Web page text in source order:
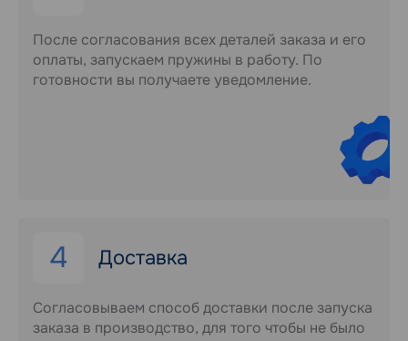
После согласования всех деталей заказа и его
оплаты, запускаем пружины в работу. По
готовности вы получаете уведомление.
4 Доставка
Согласовываем способ доставки после запуска
заказа в производство, для того чтобы не было